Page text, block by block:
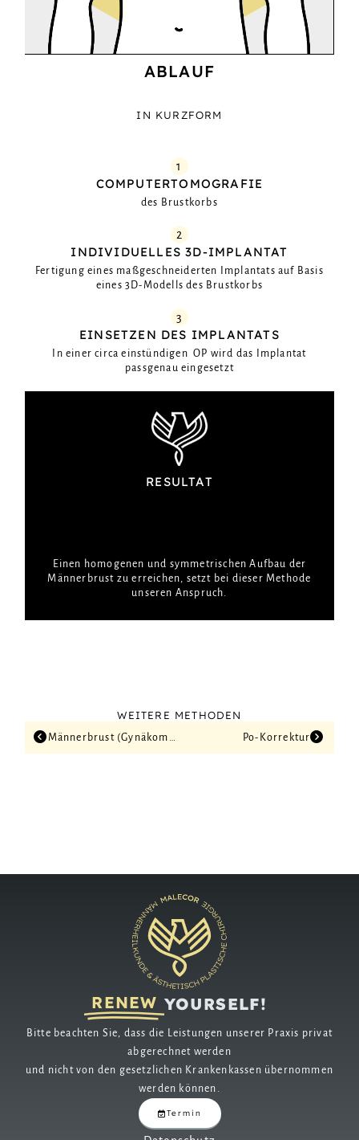
ABLAUF
IN KURZFORM
1
COMPUTER­TOMOGRAFIE
des Brustkorbs
2
INDIVI­DUELLES 3D-IMPLAN­TAT
Fertigung eines maßgeschneiderten Implantats auf Basis
eines 3D-Modells des Brustkorbs
3
EINSETZEN DES IMPLANTATS
In einer circa einstündigen OP wird das Implantat
passgenau eingesetzt
RESULTAT
Einen homogenen und symmetrischen Aufbau der
Männerbrust zu erreichen, setzt bei dieser Methode
unseren Anspruch.
WEITERE METHODEN
Männerbrust (Gynäkomastie) Po-Korrektur
RENEW YOURSELF!
Bitte beachten Sie, dass die Leistungen unserer Praxis privat
abgerechnet werden
und nicht von den gesetzlichen Krankenkassen übernommen
werden können.
Termin